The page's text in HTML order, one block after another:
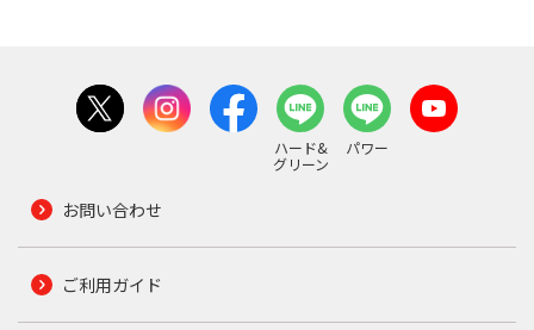
ハード&
グリーン
パワー
お問い合わせ
ご利用ガイド